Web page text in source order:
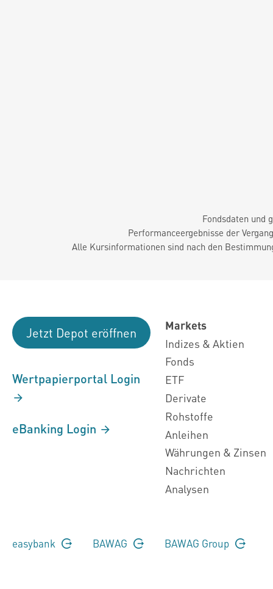
Fondsdaten und
Performanceergebnisse der
Alle Kursinformationen sind nach den
Jetzt Depot eröffnen
Wertpapierportal Login
eBanking Login
Markets
Indizes & Aktien
Fonds
ETF
Derivate
Rohstoffe
Anleihen
Währungen & Zinsen
Nachrichten
Analysen
easybank BAWAG BAWAG Group